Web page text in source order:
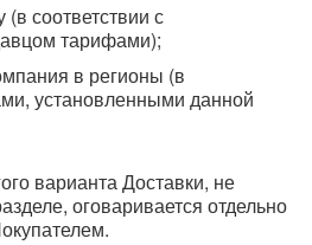
(в соответствии с
тарифами);
в регионы (в
установленными данной
варианта Доставки, не
оговаривается отдельно